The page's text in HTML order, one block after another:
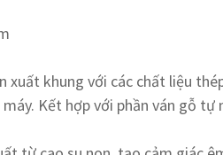
xuất khung với các chất liệu
Kết hợp với phần ván gỗ